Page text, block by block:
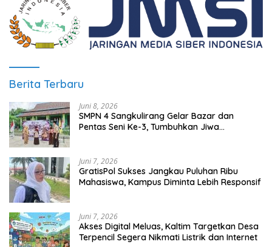
Berita Terbaru
Juni 8, 2026
SMPN 4 Sangkulirang Gelar Bazar dan
Pentas Seni Ke-3, Tumbuhkan Jiwa
Juni 7, 2026
GratisPol Sukses Jangkau Puluhan Ribu
Mahasiswa, Kampus Diminta Lebih Responsif
Juni 7, 2026
Akses Digital Meluas, Kaltim Targetkan Desa
Terpencil Segera Nikmati Listrik dan Internet